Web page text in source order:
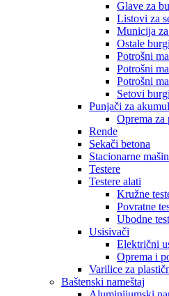
Glave za
Listovi za
Municija
Ostale
Potrošni
Potrošni
Potrošni
Setovi
Punjači za
Oprema za
Rende
Sekači betona
Stacionarne
Testere
Testere alati
Kružne
Povratne
Ubodne
Usisivači
Električni
Oprema i
Varilice za
Baštenski nameštaj